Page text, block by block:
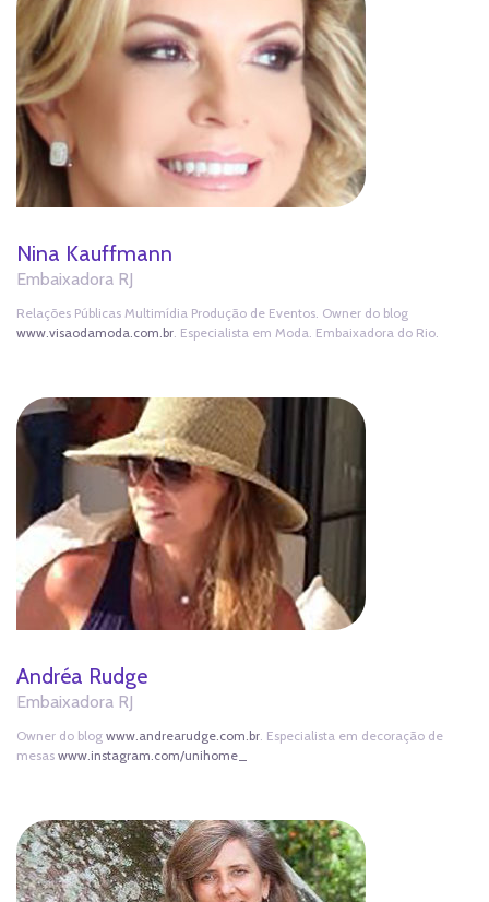
Nina Kauffmann
Embaixadora RJ
Relações Públicas Multimídia Produção de Eventos. Owner do blog
www.visaodamoda.com.br . Especialista em Moda. Embaixadora do Rio.
Andréa Rudge
Embaixadora RJ
Owner do blog www.andrearudge.com.br . Especialista em decoração de
mesas www.instagram.com/unihome_